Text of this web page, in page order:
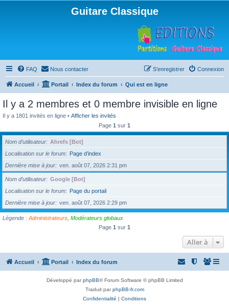
Guitare Classique
FAQ Nous contacter Connexion
S’enregistrer
Accueil Portail Index du forum Qui est en ligne
Il y a 2 membres et 0 membre invisible en ligne
Il y a 1801 invités en ligne • Afficher les invités
Page 1 sur 1
Nom d’utilisateur
Ahrefs [Bot]
Localisation sur le forum
Page d’index
Dernière mise à jour
ven. août 07, 2026 2:31 pm
Nom d’utilisateur
Google [Bot]
Localisation sur le forum
Page du portail
Dernière mise à jour
ven. août 07, 2026 2:29 pm
Légende : Administrateurs Modérateurs globaux
Page 1 sur 1
Aller à
Accueil Portail Index du forum
Développé parphpBB® Forum Software © phpBB Limited
Traduit parphpBB-fr.com
Confidentialité | Conditions